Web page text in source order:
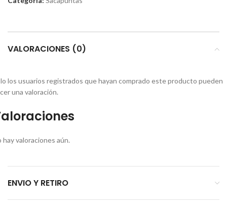
VALORACIONES (0)
hay valoraciones aún.
los usuarios registrados que hayan comprado este producto pueden
una valoración.
ENVIO Y RETIRO